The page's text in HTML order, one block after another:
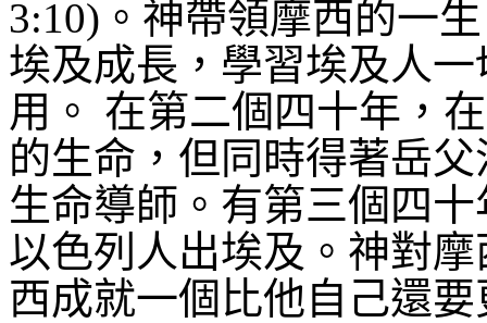
3:10) 。神帶領摩西的一
埃及成長，學習埃及人
用。 在第二個四十年，
的生命，但同時得著岳父
生命導師。有第三個四
以色列人出埃及。神對
西成就一個比他自己還